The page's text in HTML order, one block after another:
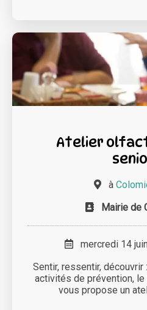
Atelier
à
Mairie de
mercredi 14
Sentir, ressentir,
activités de prévention,
vous propose un